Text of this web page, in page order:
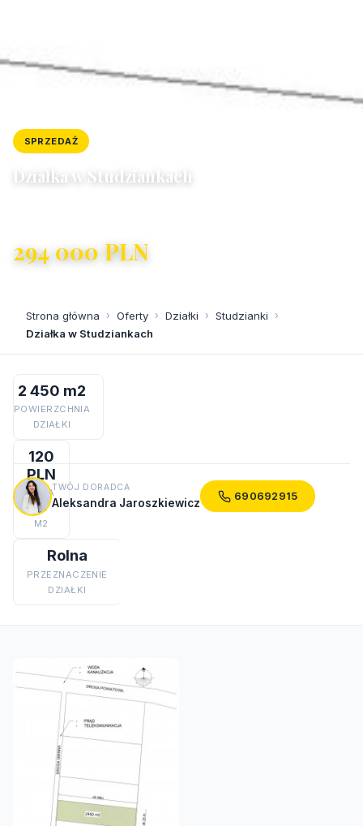
SPRZEDAŻ
Działka w Studziankach
294 000 PLN
Strona główna › Oferty › Działki › Studzianki ›
Działka w Studziankach
2 450 m2
POWIERZCHNIA
DZIAŁKI
120
PLN
CENA
ZA
M2
Rolna
PRZEZNACZENIE
DZIAŁKI
TWÓJ DORADCA
Aleksandra Jaroszkiewicz 690692915